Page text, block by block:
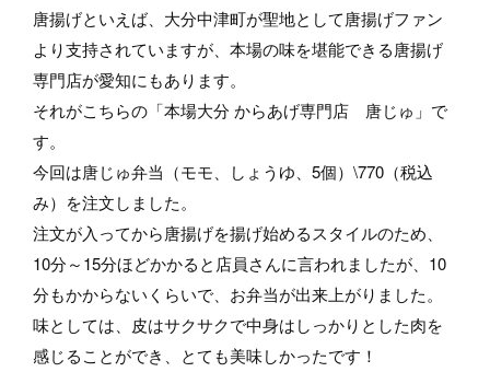
唐揚げといえば、大分中津町が聖地として唐揚げファン
より支持されていますが、本場の味を堪能できる唐揚げ
専門店が愛知にもあります。
それがこちらの「本場大分 からあげ専門店 唐じゅ」で
す。
今回は唐じゅ弁当（モモ、しょうゆ、5個）\770（税込
み）を注文しました。
注文が入ってから唐揚げを揚げ始めるスタイルのため、
10分～15分ほどかかると店員さんに言われましたが、10
分もかからないくらいで、お弁当が出来上がりました。
味としては、皮はサクサクで中身はしっかりとした肉を
感じることができ、とても美味しかったです！